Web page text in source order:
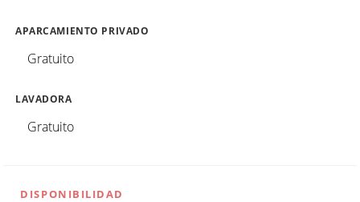
APARCAMIENTO PRIVADO
Gratuito
LAVADORA
Gratuito
DISPONIBILIDAD